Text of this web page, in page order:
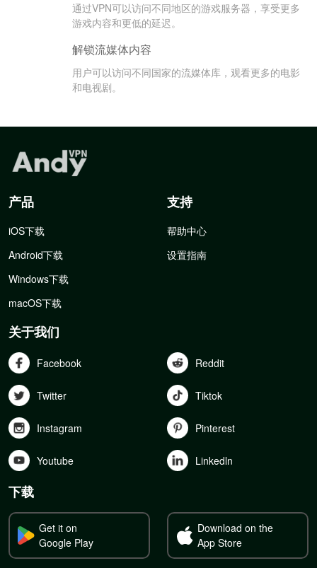
通过VPN可以访问不同地区的游戏服务器，享受更多
游戏内容和更低的延迟。
解锁流媒体内容
用户可以访问不同国家的流媒体库，观看更多的电影
和电视剧。
产品
iOS下载
Android下载
Windows下载
macOS下载
支持
帮助中心
设置指南
关于我们
Facebook Reddit
Twitter Tiktok
Instagram Pinterest
Youtube Linkedln
下载
Get it on
Google Play
Download on the
App Store